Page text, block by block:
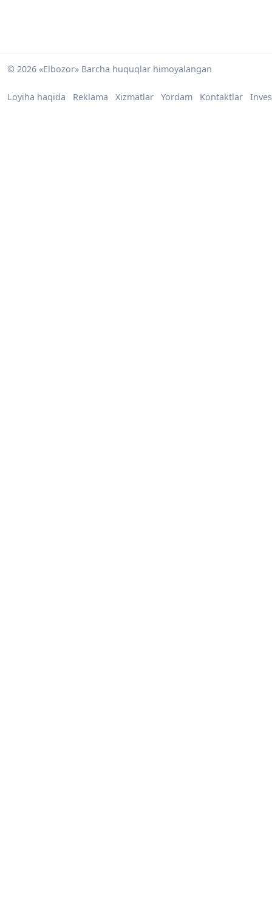
© 2026 «Elbozor» Barcha huquqlar himoyalangan
Loyiha haqida Reklama Xizmatlar Yordam Kontaktlar